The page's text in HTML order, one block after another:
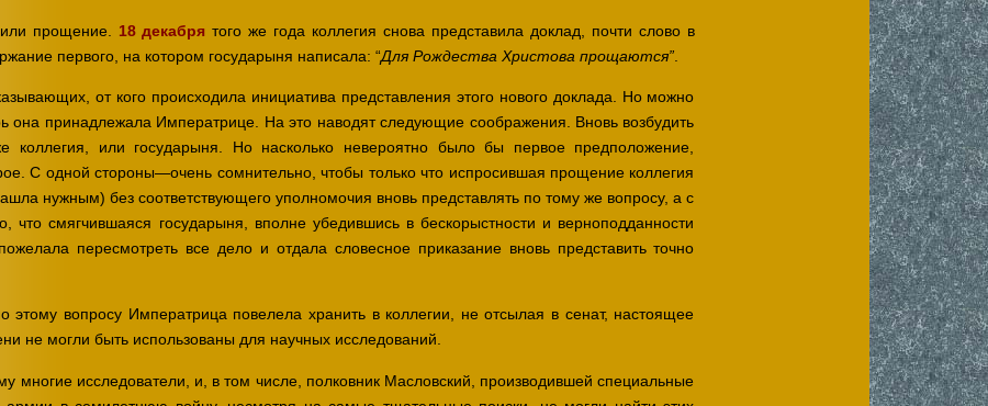
прощение. 18 декабря того же года коллегия снова представила доклад, почти слово в
первого, на котором государыня написала: “Для Рождества Христова прощаются”.
от кого происходила инициатива представления этого нового доклада. Но можно
она принадлежала Императрице. На это наводят следующие соображения. Вновь возбудить
коллегия, или государыня. Но насколько невероятно было бы первое предположение,
С одной стороны—очень сомнительно, чтобы только что испросившая прощение коллегия
нужным) без соответствующего уполномочия вновь представлять по тому же вопросу, а с
что смягчившаяся государыня, вполне убедившись в бескорыстности и верноподданности
пересмотреть все дело и отдала словесное приказание вновь представить точно
этому вопросу Императрица повелела хранить в коллегии, не отсылая в сенат, настоящее
не могли быть использованы для научных исследований.
многие исследователи, и, в том числе, полковник Масловский, производившей специальные